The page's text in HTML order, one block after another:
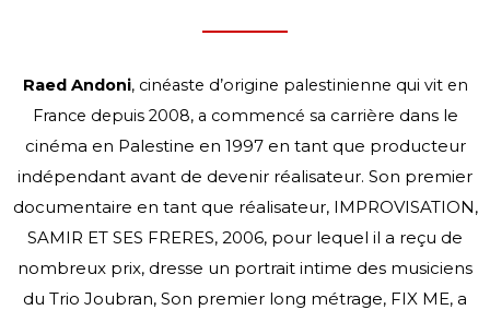
Raed Andoni, cinéaste d’origine palestinienne qui vit en
France depuis 2008, a commencé sa carrière dans le
cinéma en Palestine en 1997 en tant que producteur
indépendant avant de devenir réalisateur. Son premier
documentaire en tant que réalisateur, IMPROVISATION,
SAMIR ET SES FRERES, 2006, pour lequel il a reçu de
nombreux prix, dresse un portrait intime des musiciens
du Trio Joubran, Son premier long métrage, FIX ME, a